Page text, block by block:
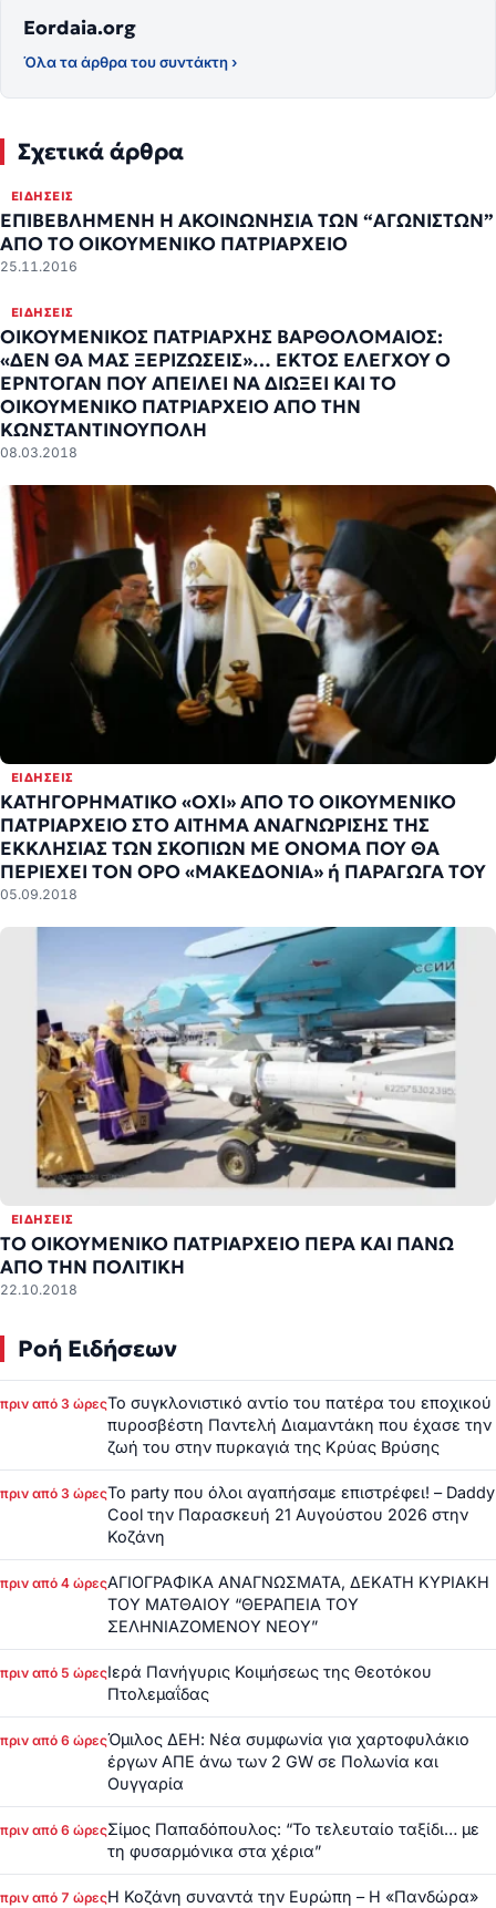
Eordaia.org
Όλα τα άρθρα του συντάκτη ›
Σχετικά άρθρα
ΕΙΔΉΣΕΙΣ
ΕΠΙΒΕΒΛΗΜΕΝΗ Η ΑΚΟΙΝΩΝΗΣΙΑ ΤΩΝ “ΑΓΩΝΙΣΤΩΝ”
ΑΠΟ ΤΟ ΟΙΚΟΥΜΕΝΙΚΟ ΠΑΤΡΙΑΡΧΕΙΟ
25.11.2016
ΕΙΔΉΣΕΙΣ
ΟΙΚΟΥΜΕΝΙΚΟΣ ΠΑΤΡΙΑΡΧΗΣ ΒΑΡΘΟΛΟΜΑΙΟΣ:
«ΔΕΝ ΘΑ ΜΑΣ ΞΕΡΙΖΩΣΕΙΣ»… ΕΚΤΟΣ ΕΛΕΓΧΟΥ Ο
ΕΡΝΤΟΓΑΝ ΠΟΥ ΑΠΕΙΛΕΙ ΝΑ ΔΙΩΞΕΙ ΚΑΙ ΤΟ
ΟΙΚΟΥΜΕΝΙΚΟ ΠΑΤΡΙΑΡΧΕΙΟ ΑΠΟ ΤΗΝ
ΚΩΝΣΤΑΝΤΙΝΟΥΠΟΛΗ
08.03.2018
ΕΙΔΉΣΕΙΣ
ΚΑΤΗΓΟΡΗΜΑΤΙΚΟ «ΟΧΙ» ΑΠΟ ΤΟ ΟΙΚΟΥΜΕΝΙΚΟ
ΠΑΤΡΙΑΡΧΕΙΟ ΣΤΟ ΑΙΤΗΜΑ ΑΝΑΓΝΩΡΙΣΗΣ ΤΗΣ
ΕΚΚΛΗΣΙΑΣ ΤΩΝ ΣΚΟΠΙΩΝ ΜΕ ΟΝΟΜΑ ΠΟΥ ΘΑ
ΠΕΡΙΕΧΕΙ ΤΟΝ ΟΡΟ «ΜΑΚΕΔΟΝΙΑ» ή ΠΑΡΑΓΩΓΑ ΤΟΥ
05.09.2018
ΕΙΔΉΣΕΙΣ
ΤΟ ΟΙΚΟΥΜΕΝΙΚΟ ΠΑΤΡΙΑΡΧΕΙΟ ΠΕΡΑ ΚΑΙ ΠΑΝΩ
ΑΠΟ ΤΗΝ ΠΟΛΙΤΙΚΗ
22.10.2018
Ροή Ειδήσεων
πριν από 3 ώρεςΤο συγκλονιστικό αντίο του πατέρα του εποχικού
πυροσβέστη Παντελή Διαμαντάκη που έχασε την
ζωή του στην πυρκαγιά της Κρύας Βρύσης
πριν από 3 ώρεςΤο party που όλοι αγαπήσαμε επιστρέφει! – Daddy
Cool την Παρασκευή 21 Αυγούστου 2026 στην
Κοζάνη
πριν από 4 ώρεςΑΓΙΟΓΡΑΦΙΚΑ ΑΝΑΓΝΩΣΜΑΤΑ, ΔΕΚΑΤΗ ΚΥΡΙΑΚΗ
ΤΟΥ ΜΑΤΘΑΙΟΥ “ΘΕΡΑΠΕΙΑ ΤΟΥ
ΣΕΛΗΝΙΑΖΟΜΕΝΟΥ ΝΕΟΥ”
πριν από 5 ώρεςΙερά Πανήγυρις Κοιμήσεως της Θεοτόκου
Πτολεμαΐδας
πριν από 6 ώρεςΌμιλος ΔΕΗ: Νέα συμφωνία για χαρτοφυλάκιο
έργων ΑΠΕ άνω των 2 GW σε Πολωνία και
Ουγγαρία
πριν από 6 ώρεςΣίμος Παπαδόπουλος: “Το τελευταίο ταξίδι… με
τη φυσαρμόνικα στα χέρια”
πριν από 7 ώρεςΗ Κοζάνη συναντά την Ευρώπη – Η «Πανδώρα»